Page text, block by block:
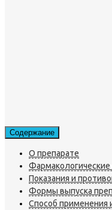
Содержание
О препарате
Фармакологические
Показания и
Формы выпуска
Способ применения